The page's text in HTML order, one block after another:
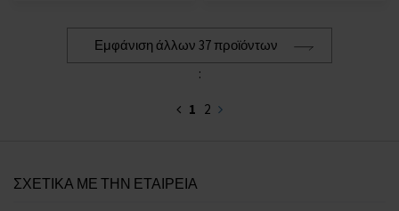
Εμφάνιση άλλων 37 προϊόντων
:
1 2
ΣΧΕΤΙΚΑ ΜΕ ΤΗΝ ΕΤΑΙΡΕΙΑ